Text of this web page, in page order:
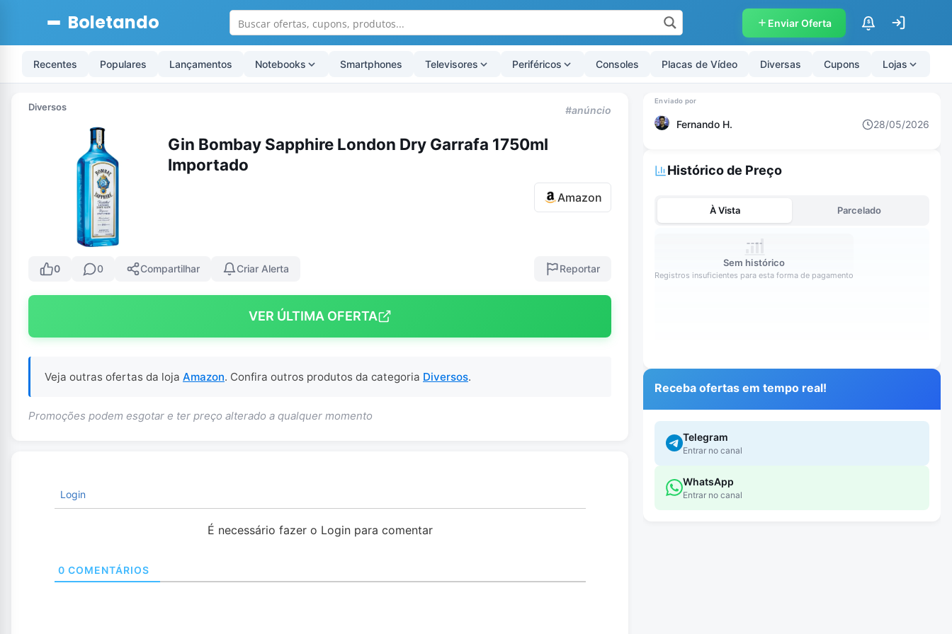
Boletando Enviar Oferta $
Recentes Populares Lançamentos Notebooks Smartphones Televisores Periféricos Consoles Placas de Vídeo Diversas Cupons Lojas
Diversos #anúncio
Gin Bombay Sapphire London Dry Garrafa 1750ml
Importado
Amazon
0 0 Compartilhar Criar Alerta Reportar
VER ÚLTIMA OFERTA
Veja outras ofertas da loja Amazon. Confira outros produtos da categoria Diversos.
Promoções podem esgotar e ter preço alterado a qualquer momento
Login
É necessário fazer o Login para comentar
0 COMENTÁRIOS
Fernando H. 28/05/2026
Histórico de Preço
À Vista Parcelado
Sem histórico
Registros insuficientes para esta forma de pagamento
Receba ofertas em tempo real!
Telegram
Entrar no canal
WhatsApp
Entrar no canal